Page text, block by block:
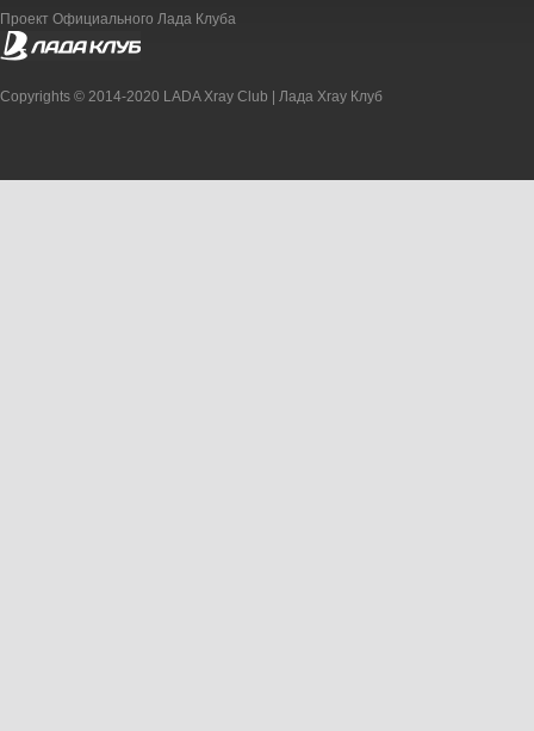
Проект Официального Лада Клуба
Copyrights © 2014-2020 LADA Xray Club | Лада Xray Клуб